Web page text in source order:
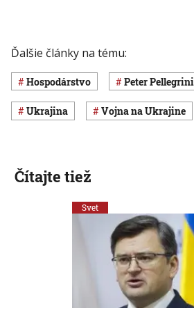
Ďalšie články na tému:
hospodárstvo Peter Pellegrini
Ukrajina vojna na Ukrajine
Čítajte tiež
Svet